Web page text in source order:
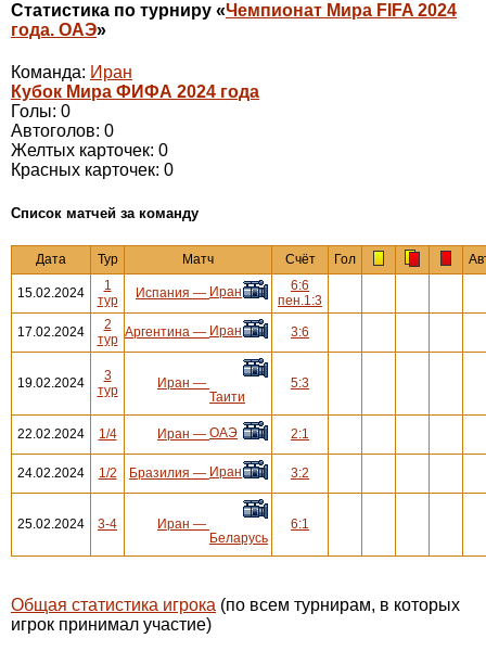
Статистика по турниру «Чемпионат Мира FIFA 2024
года. ОАЭ»
Команда: Иран
Кубок Мира ФИФА 2024 года
Голы: 0
Автоголов: 0
Желтых карточек: 0
Красных карточек: 0
Cписок матчей за команду
Дата Тур Матч Счёт Гол
15.02.2024
1
тур
Испания — Иран
6:6
пен.1:3
17.02.2024
2
тур Аргентина — Иран 3:6
19.02.2024
3
тур
Иран —
Таити
5:3
22.02.2024 1/4 Иран — ОАЭ 2:1
24.02.2024 1/2 Бразилия — Иран 3:2
25.02.2024 3-4 Иран —
Беларусь
6:1
Общая статистика игрока (по всем турнирам, в которых
игрок принимал участие)